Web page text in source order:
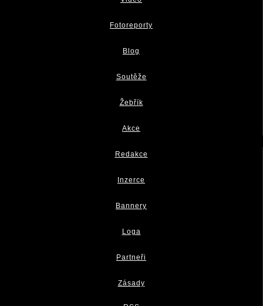
Fotoreporty
Blog
Soutěže
Žebřík
Akce
Redakce
Inzerce
Bannery
Loga
Partneři
Zásady